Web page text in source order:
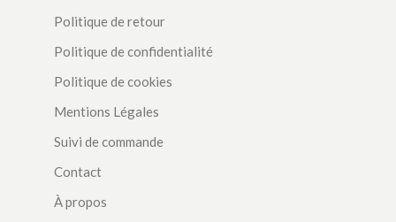
Politique de retour
Politique de confidentialité
Politique de cookies
Mentions Légales
Suivi de commande
Contact
À propos